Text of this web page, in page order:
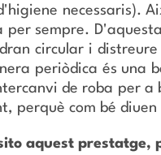
necessaris).
sempre.
circular i
periòdica és una
de roba per a
perquè com bé
aquest prestatge,